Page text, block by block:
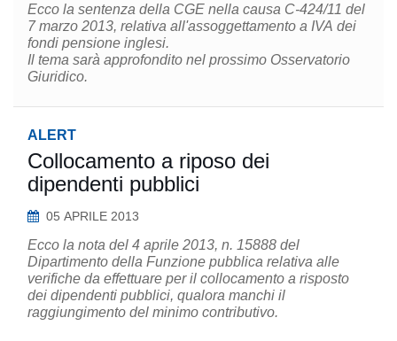
Ecco la sentenza della CGE nella causa C-424/11 del
7 marzo 2013, relativa all'assoggettamento a IVA dei
fondi pensione inglesi.
Il tema sarà approfondito nel prossimo Osservatorio
Giuridico.
ALERT
Collocamento a riposo dei
dipendenti pubblici
05 APRILE 2013
Ecco la nota del 4 aprile 2013, n. 15888 del
Dipartimento della Funzione pubblica relativa alle
verifiche da effettuare per il collocamento a risposto
dei dipendenti pubblici, qualora manchi il
raggiungimento del minimo contributivo.